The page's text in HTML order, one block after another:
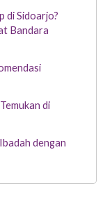
di Sidoarjo?
Bandara
di
dengan